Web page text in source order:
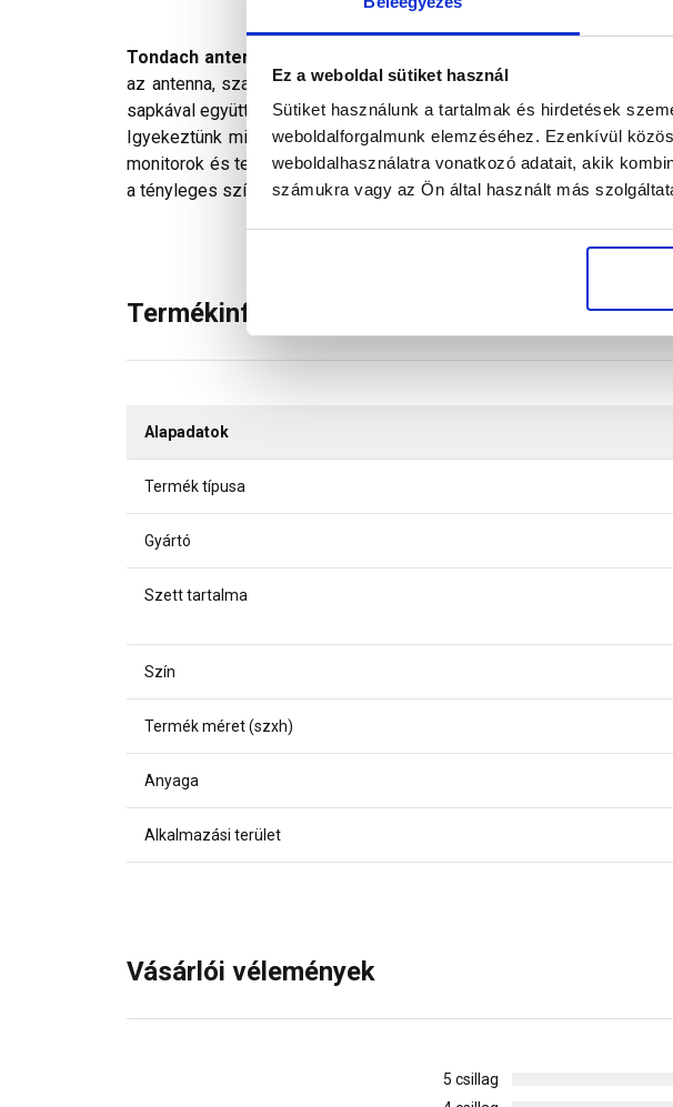
Ez a weboldal sütiket használ
Sütiket használunk a tartalmak és hirdetések
weboldalforgalmunk elemzéséhez. Ezenkívül
weboldalhasználatra vonatkozó adatait, akik
számukra vagy az Ön által használt más
Tondach antennakivezető szett
ami színben és méretben
az antenna, szatelit, vagy áram cső kivezetése a tetőre. A
sapkával együtt rendelhető.
Igyekeztünk minden technikailag lehetséges módon biztosítani a
monitorok és telefonok kijelzőin megjelenő színek a legtöbb
a tényleges színektől.
Termékinformáció
Alapadatok
Termék típusa
Gyártó
Szett tartalma
Szín
Termék méret (szxh)
Anyaga
Alkalmazási terület
Vásárlói vélemények
5 csillag